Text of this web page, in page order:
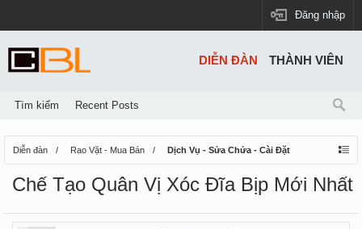
Đăng nhập
Diễn đàn Rao Vặt - Mua Bán Dịch Vụ - Sửa Chửa - Cài Đặt
Chế Tạo Quân Vị Xóc Đĩa Bịp Mới Nhất
DIỄN ĐÀN
Tìm kiếm Recent Posts
THÀNH VIÊN